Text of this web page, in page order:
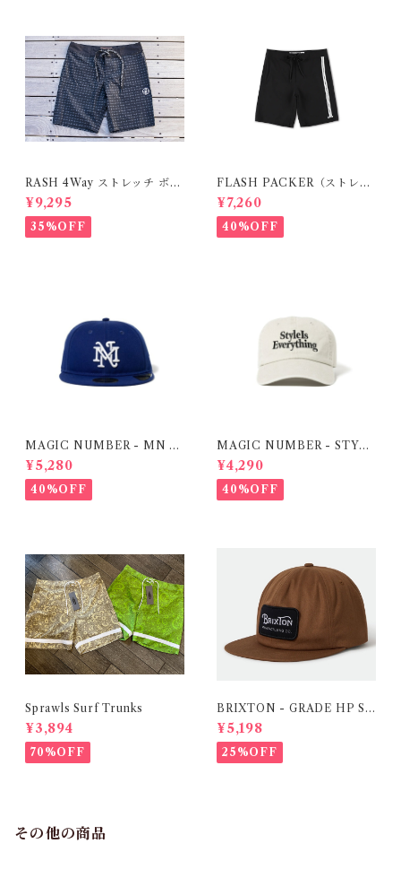
RASH 4Way ストレッチ ボー
ドショーツ
¥9,295
35%OFF
FLASH PACKER（ストレッ
チ・ハイブリッド ボードショ
ーツ）BLACK
¥7,260
40%OFF
MAGIC NUMBER - MN N
EWERA CAP
¥5,280
40%OFF
MAGIC NUMBER - STYLE
IS EVERYTHING LOW CA
P
¥4,290
40%OFF
Sprawls Surf Trunks
¥3,894
70%OFF
BRIXTON - GRADE HP SN
PK - DARK TAN
¥5,198
25%OFF
その他の商品